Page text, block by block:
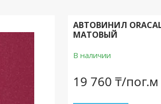
АВТОВИНИЛ
МАТОВЫЙ
В наличии
19 760 ₸/пог.м